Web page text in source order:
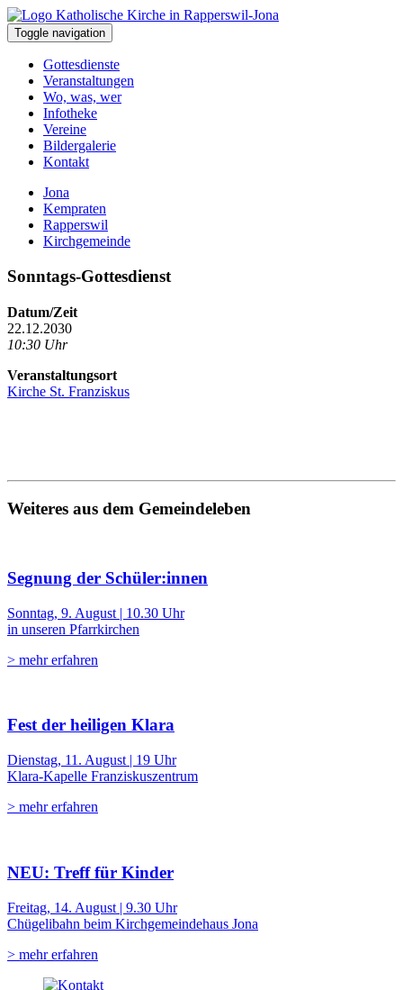
Toggle navigation
Gottesdienste
Veranstaltungen
Wo, was, wer
Infotheke
Vereine
Bildergalerie
Kontakt
Jona
Kempraten
Rapperswil
Kirchgemeinde
Sonntags-Gottesdienst
Datum/Zeit
22.12.2030
10:30 Uhr
Veranstaltungsort
Kirche St. Franziskus
Weiteres aus dem Gemeindeleben
Segnung der Schüler:innen
Sonntag, 9. August | 10.30 Uhr
in unseren Pfarrkirchen
> mehr erfahren
Fest der heiligen Klara
Dienstag, 11. August | 19 Uhr
Klara-Kapelle Franziskuszentrum
> mehr erfahren
NEU: Treff für Kinder
Freitag, 14. August | 9.30 Uhr
Chügelibahn beim Kirchgemeindehaus Jona
> mehr erfahren